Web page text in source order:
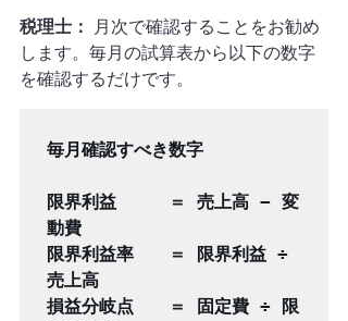
税理士：
月次で確認することをお勧め
します。毎月の試算表から以下の数字
を確認するだけです。
毎月確認すべき数字
限界利益　　　＝ 売上高 − 変
動費
限界利益率　　＝ 限界利益 ÷
売上高
損益分岐点　　＝ 固定費 ÷ 限